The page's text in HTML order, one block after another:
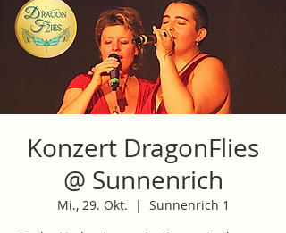
Konzert DragonFlies
@ Sunnenrich
Mi., 29. Okt.
  |
Sunnenrich 1